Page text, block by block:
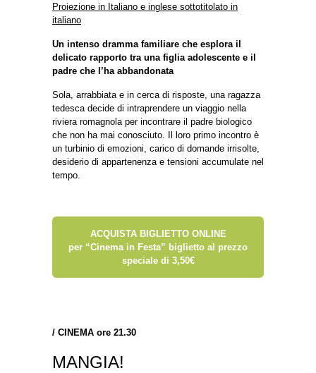
Proiezione in Italiano e inglese sottotitolato in
italiano
Un intenso dramma familiare che esplora il
delicato rapporto tra una figlia adolescente e il
padre che l’ha abbandonata
Sola, arrabbiata e in cerca di risposte, una ragazza
tedesca decide di intraprendere un viaggio nella
riviera romagnola per incontrare il padre biologico
che non ha mai conosciuto. Il loro primo incontro è
un turbinio di emozioni, carico di domande irrisolte,
desiderio di appartenenza e tensioni accumulate nel
tempo.
ACQUISTA BIGLIETTO ONLINE
per “Cinema in Festa” biglietto al prezzo
speciale di 3,50€
/ CINEMA ore 21.30
MANGIA!